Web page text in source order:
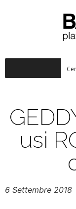
usi
6 Settembre 2018